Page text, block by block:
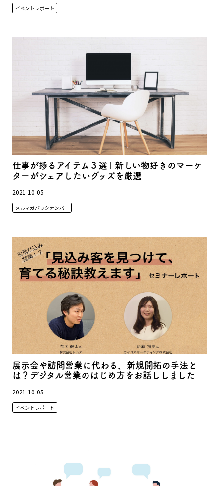
イベントレポート
仕事が捗るアイテム３選 | 新しい物好きのマーケ
ターがシェアしたいグッズを厳選
2021-10-05
メルマガバックナンバー
展示会や訪問営業に代わる、新規開拓の手法と
は？デジタル営業のはじめ方をお話ししました
2021-10-05
イベントレポート